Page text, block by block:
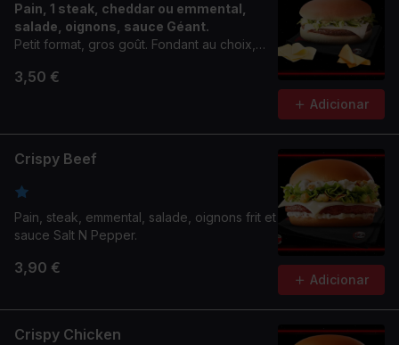
Pain, 1 steak, cheddar ou emmental,
salade, oignons, sauce Géant.
Petit format, gros goût. Fondant au choix,
3,50 €
Adicionar
Crispy Beef
Pain, steak, emmental, salade, oignons frit et
sauce Salt N Pepper.
3,90 €
Adicionar
Crispy Chicken